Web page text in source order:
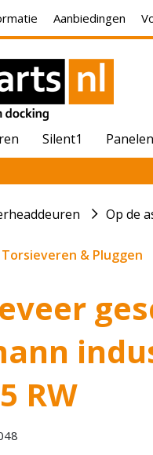
Aanbiedingen
Silent1 Panelen
Op de
& Pluggen
RW